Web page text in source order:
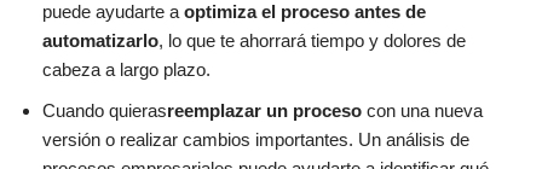
puede ayudarte a optimiza el proceso antes de
automatizarlo, lo que te ahorrará tiempo y dolores de
cabeza a largo plazo.
Cuando quierasreemplazar un proceso con una nueva
versión o realizar cambios importantes. Un análisis de